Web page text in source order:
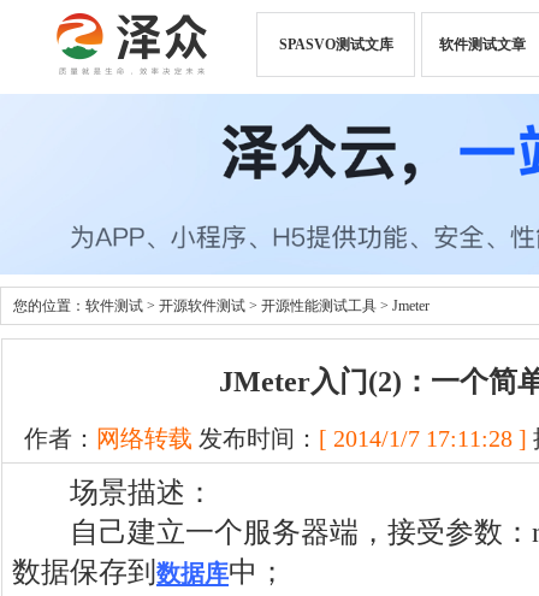
SPASVO测试文库 软件测试文章
您的位置： 软件测试 > 开源软件测试 > 开源性能测试工具 > Jmeter
JMeter入门(2)：一个简
作者： 网络转载 发布时间： [ 2014/1/7 17:11:28 ]
场景描述：
自己建立一个服务器端，接受参数：
数据保存到 数据库中；